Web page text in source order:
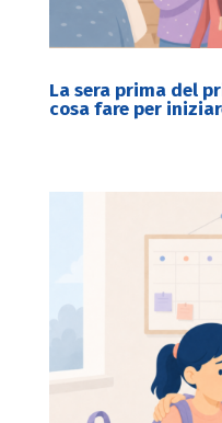
La sera prima del
cosa fare per